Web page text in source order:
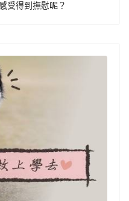
受得到撫慰呢？